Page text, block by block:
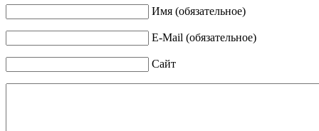
Имя (обязательное)
E-Mail (обязательное)
Сайт